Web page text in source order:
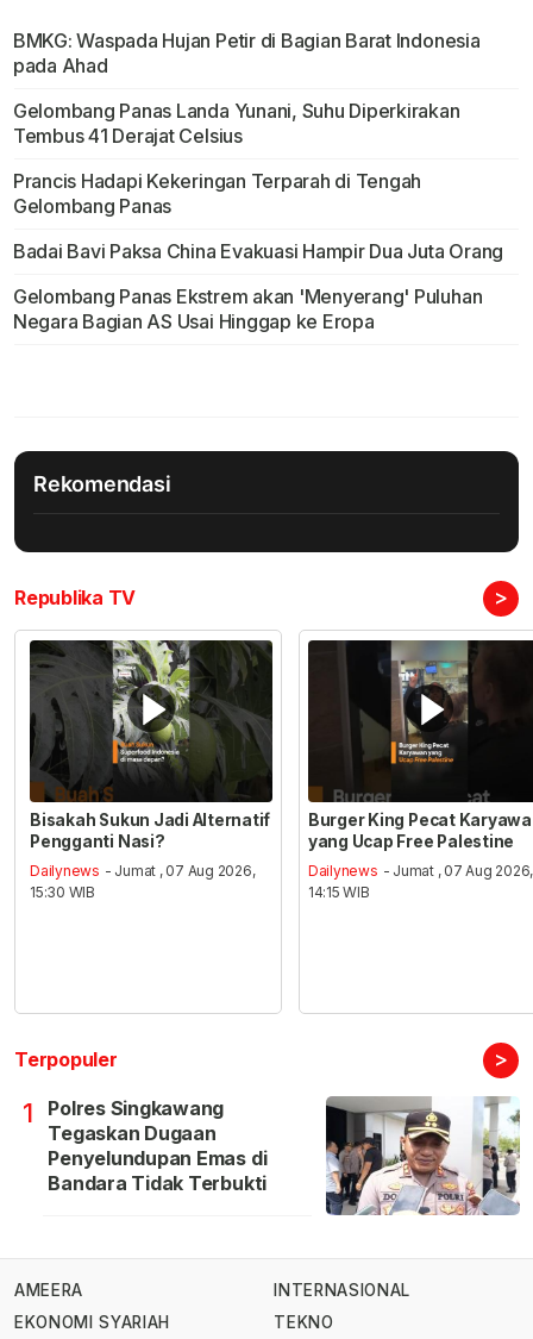
BMKG: Waspada Hujan Petir di Bagian Barat Indonesia
pada Ahad
Gelombang Panas Landa Yunani, Suhu Diperkirakan
Tembus 41 Derajat Celsius
Prancis Hadapi Kekeringan Terparah di Tengah
Gelombang Panas
Badai Bavi Paksa China Evakuasi Hampir Dua Juta Orang
Gelombang Panas Ekstrem akan 'Menyerang' Puluhan
Negara Bagian AS Usai Hinggap ke Eropa
Rekomendasi
Republika TV >
Bisakah Sukun Jadi Alternatif
Pengganti Nasi?
Dailynews - Jumat , 07 Aug 2026,
15:30 WIB
Burger King Pecat
yang Ucap Free Palestine
Dailynews - Jumat , 07 Aug 2026,
14:15 WIB
Terpopuler >
1
Polres Singkawang
Tegaskan Dugaan
Penyelundupan Emas di
Bandara Tidak Terbukti
AMEERA
EKONOMI SYARIAH
INTERNASIONAL
TEKNO